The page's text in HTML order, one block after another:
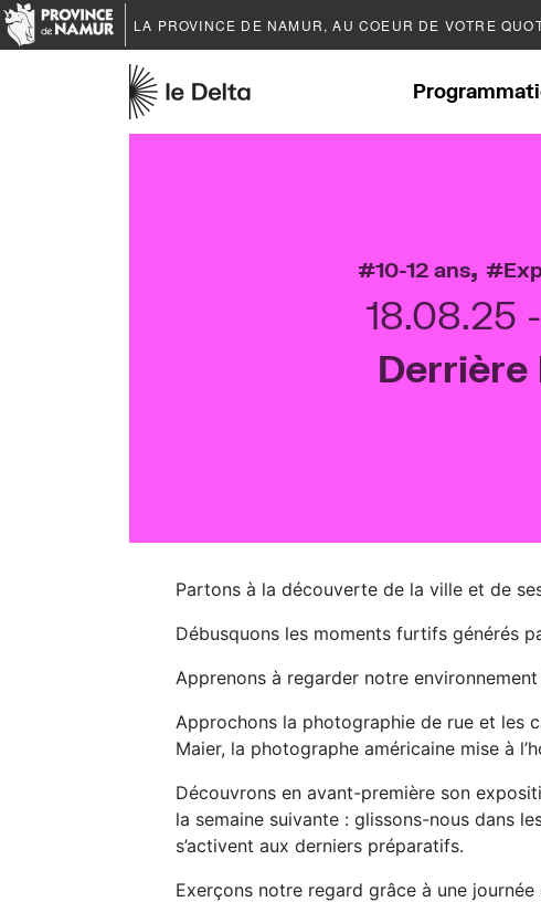
LA PROVINCE DE NAMUR, AU COEUR DE VOTRE
10-12 ans,
18.08.25
Derrière
Partons à la découverte de la ville et de
Débusquons les moments furtifs générés
Apprenons à regarder notre
Approchons la photographie de rue et les
Maier, la photographe américaine mise à
Découvrons en avant-première son
la semaine suivante : glissons-nous dans
s’activent aux derniers préparatifs.
Exerçons notre regard grâce à une